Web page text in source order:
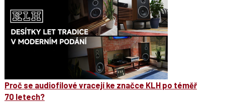
Proč se audiofilové vracejí ke značce KLH po téměř
70 letech?